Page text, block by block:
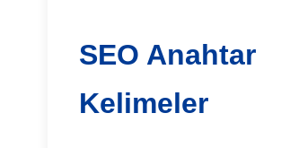
SEO Anahtar
Kelimeler